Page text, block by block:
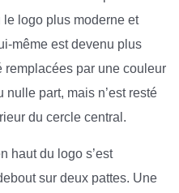
logo plus moderne et
même est devenu plus
remplacées par une couleur
nulle part, mais n’est resté
du cercle central.
haut du logo s’est
sur deux pattes. Une